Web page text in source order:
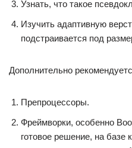
Узнать, что такое
Изучить адаптивную
подстраивается под
Дополнительно
Препроцессоры.
Фреймворки, особенно
готовое решение, на базе